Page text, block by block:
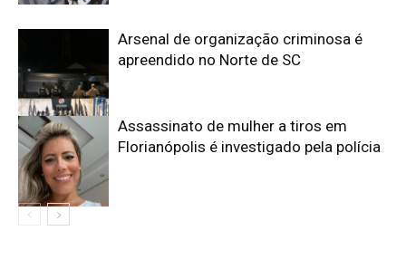
Arsenal de organização criminosa é
apreendido no Norte de SC
Assassinato de mulher a tiros em
Florianópolis é investigado pela polícia